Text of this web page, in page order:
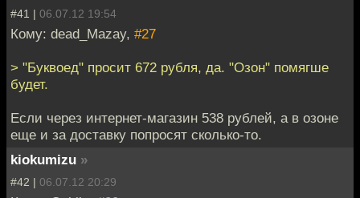
#41 | 06.07.12 19:54
Кому: dead_Mazay, #27
> "Буквоед" просит 672 рубля, да. "Озон" помягше
будет.
Если через интернет-магазин 538 рублей, а в озоне
еще и за доставку попросят сколько-то.
kiokumizu »
#42 | 06.07.12 20:29